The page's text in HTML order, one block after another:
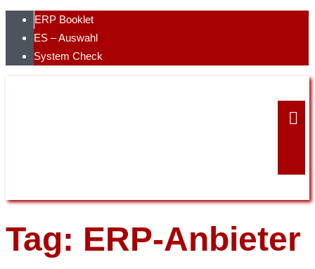
Skip
content
ERP Booklet
ES – Auswahl
System Check
Tag: ERP-Anbieter